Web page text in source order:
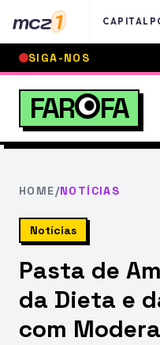
mcz1 CAPITAL
SIGA-NOS
FAR FA
HOME/NOTÍCIAS
Notícias
Pasta de
da Dieta e
com